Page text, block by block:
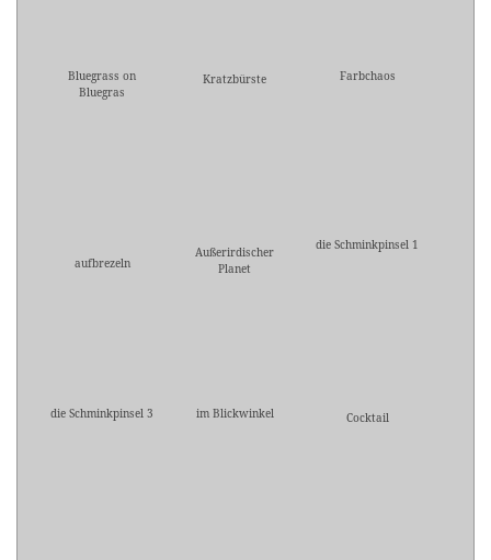
Bluegrass on
Bluegras
Kratzbürste Farbchaos
aufbrezeln
Außerirdischer
Planet
die Schminkpinsel 1
die Schminkpinsel 3 im Blickwinkel Cocktail